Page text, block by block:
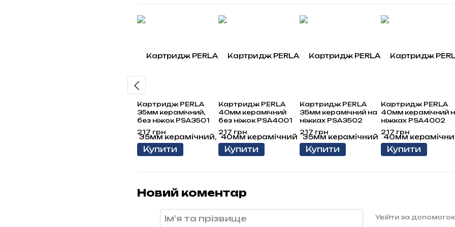
Картридж PERLA
35мм керамічний,
без ніжок PSA3501
217 грн
Купити
Картридж PERLA
40мм керамічний
без ніжок PSA4001
217 грн
Купити
Картридж PERLA
35мм керамічний на
ніжках PSA3502
217 грн
Купити
Картридж PERLA
40мм керамічний
ніжках PSA4002
217 грн
Купити
Новий коментар
Увійти за